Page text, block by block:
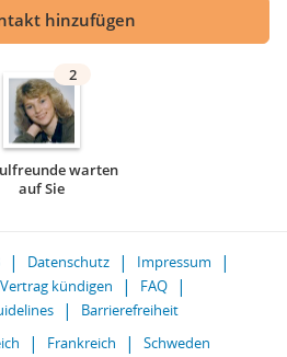
hinzufügen
2
warten
auf Sie
Datenschutz
Impressum
Vertrag kündigen
FAQ
Barrierefreiheit
Frankreich Schweden